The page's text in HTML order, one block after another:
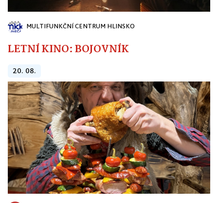
MULTIFUNKČNÍ CENTRUM HLINSKO
LETNÍ KINO: BOJOVNÍK
20. 08.